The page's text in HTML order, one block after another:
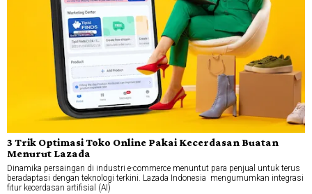
3 Trik Optimasi Toko Online Pakai Kecerdasan Buatan
Menurut Lazada
Dinamika persaingan di industri e-commerce menuntut para penjual untuk terus
beradaptasi dengan teknologi terkini. Lazada Indonesia mengumumkan integrasi
fitur kecerdasan artifisial (AI)